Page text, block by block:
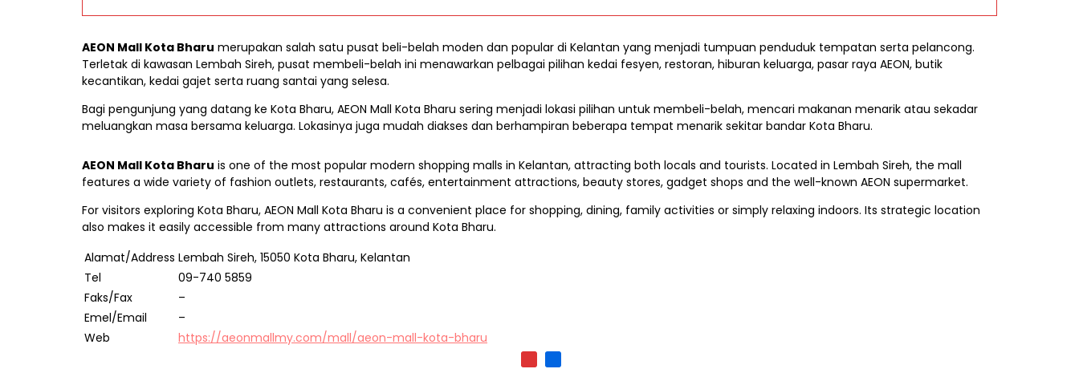
AEON Mall Kota Bharu merupakan salah satu pusat beli-belah moden dan popular di Kelantan yang menjadi tumpuan penduduk tempatan serta pelancong.
Terletak di kawasan Lembah Sireh, pusat membeli-belah ini menawarkan pelbagai pilihan kedai fesyen, restoran, hiburan keluarga, pasar raya AEON, butik
kecantikan, kedai gajet serta ruang santai yang selesa.
Bagi pengunjung yang datang ke Kota Bharu, AEON Mall Kota Bharu sering menjadi lokasi pilihan untuk membeli-belah, mencari makanan menarik atau sekadar
meluangkan masa bersama keluarga. Lokasinya juga mudah diakses dan berhampiran beberapa tempat menarik sekitar bandar Kota Bharu.
AEON Mall Kota Bharu is one of the most popular modern shopping malls in Kelantan, attracting both locals and tourists. Located in Lembah Sireh, the mall
features a wide variety of fashion outlets, restaurants, cafés, entertainment attractions, beauty stores, gadget shops and the well-known AEON supermarket.
For visitors exploring Kota Bharu, AEON Mall Kota Bharu is a convenient place for shopping, dining, family activities or simply relaxing indoors. Its strategic location
also makes it easily accessible from many attractions around Kota Bharu.
Alamat/Address Lembah Sireh, 15050 Kota Bharu, Kelantan
Tel
09-740 5859
Faks/Fax
–
Emel/Email
–
Web
https://aeonmallmy.com/mall/aeon-mall-kota-bharu